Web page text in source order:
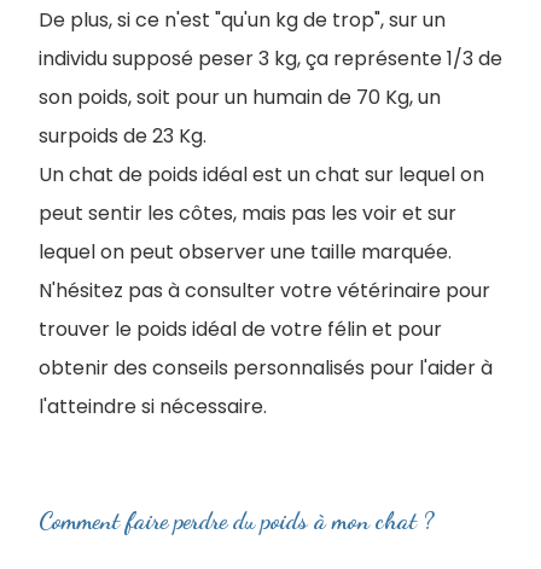
De plus, si ce n'est "qu'un kg de trop", sur un
individu supposé peser 3 kg, ça représente 1/3 de
son poids, soit pour un humain de 70 Kg, un
surpoids de 23 Kg.
Un chat de poids idéal est un chat sur lequel on
peut sentir les côtes, mais pas les voir et sur
lequel on peut observer une taille marquée.
N'hésitez pas à consulter votre vétérinaire pour
trouver le poids idéal de votre félin et pour
obtenir des conseils personnalisés pour l'aider à
l'atteindre si nécessaire.
Comment faire perdre du poids à mon chat ?